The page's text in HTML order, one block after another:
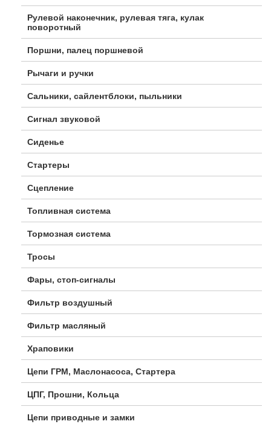
Рулевой наконечник, рулевая тяга, кулак
поворотный
Поршни, палец поршневой
Рычаги и ручки
Сальники, сайлентблоки, пыльники
Сигнал звуковой
Сиденье
Стартеры
Сцепление
Топливная система
Тормозная система
Тросы
Фары, стоп-сигналы
Фильтр воздушный
Фильтр масляный
Храповики
Цепи ГРМ, Маслонасоса, Стартера
ЦПГ, Прошни, Кольца
Цепи приводные и замки